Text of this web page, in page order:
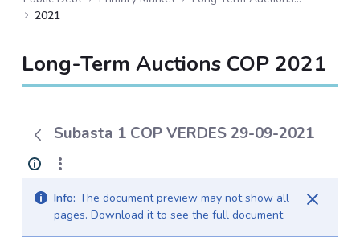
2021
Long-Term Auctions COP 2021
Subasta 1 COP VERDES 29-09-2021
Info: The document preview may not show all
pages. Download it to see the full document.